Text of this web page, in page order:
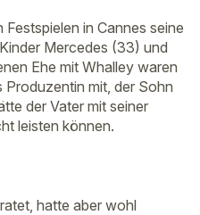
in Cannes seine
Mercedes (33) und
Ehe mit Whalley waren
mit, der Sohn
der Vater mit seiner
leisten können.
hatte aber wohl